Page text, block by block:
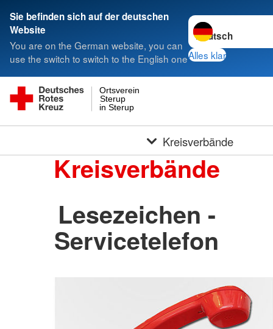
Sie befinden sich auf der deutschen
Website
You are on the German website, you can
use the switch to switch to the English one
Sprache wechseln
Alles klar
in Sterup
Sterup
Ortsverein
Kreisverbände
Kreisverbände
Lesezeichen -
Servicetelefon